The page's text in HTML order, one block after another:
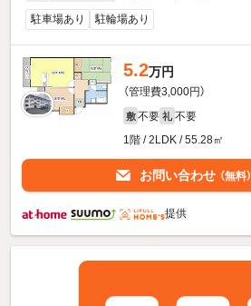
駐車場あり 駐輪場あり
5.2万円
（管理費3,000円）
敷 不要 礼 不要
1階 / 2LDK / 55.28㎡
お問い合わせ （無料）
提供